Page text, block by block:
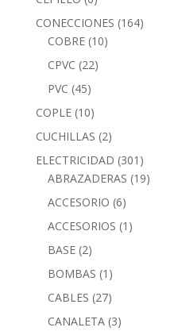
CONECCIONES (164)
COBRE (10)
CPVC (22)
PVC (45)
COPLE (10)
CUCHILLAS (2)
ELECTRICIDAD (301)
ABRAZADERAS (19)
ACCESORIO (6)
ACCESORIOS (1)
BASE (2)
BOMBAS (1)
CABLES (27)
CANALETA (3)